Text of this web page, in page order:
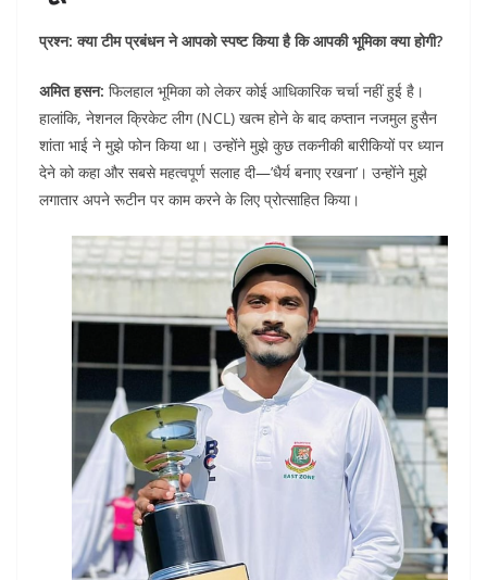
प्रश्न: क्या टीम प्रबंधन ने आपको स्पष्ट किया है कि आपकी भूमिका क्या होगी?
अमित हसन: फिलहाल भूमिका को लेकर कोई आधिकारिक चर्चा नहीं हुई है।
हालांकि, नेशनल क्रिकेट लीग (NCL) खत्म होने के बाद कप्तान नजमुल हुसैन
शांता भाई ने मुझे फोन किया था। उन्होंने मुझे कुछ तकनीकी बारीकियों पर ध्यान
देने को कहा और सबसे महत्वपूर्ण सलाह दी—’धैर्य बनाए रखना’। उन्होंने मुझे
लगातार अपने रूटीन पर काम करने के लिए प्रोत्साहित किया।